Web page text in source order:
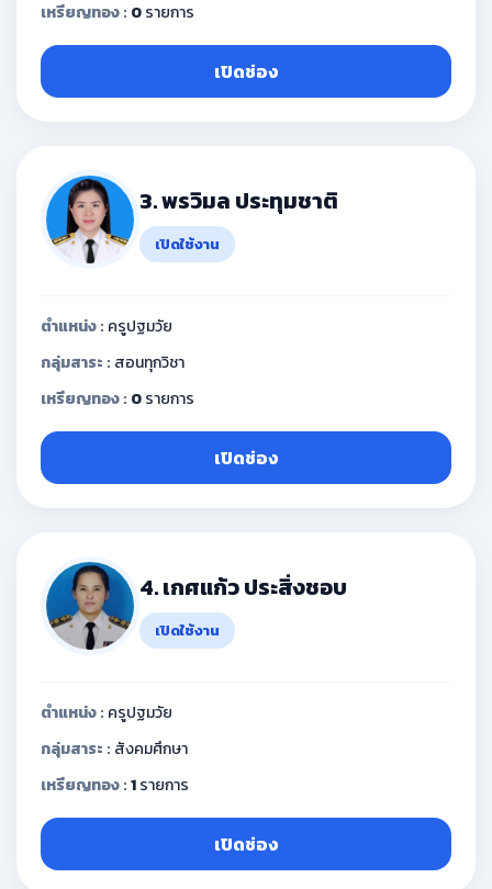
เหรียญทอง : 0รายการ
เปิดช่อง
3. พรวิมล ประทุมชาติ
เปิดใช้งาน
ตำแหน่ง : ครูปฐมวัย
กลุ่มสาระ : สอนทุกวิชา
เหรียญทอง : 0รายการ
เปิดช่อง
4. เกศแก้ว ประสิ่งชอบ
เปิดใช้งาน
ตำแหน่ง : ครูปฐมวัย
กลุ่มสาระ : สังคมศึกษา
เหรียญทอง :1รายการ
เปิดช่อง